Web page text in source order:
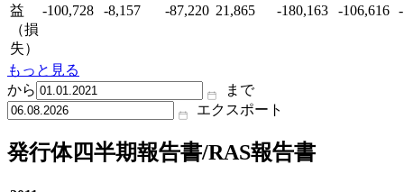
益
（損
失）
-100,728 -8,157 -87,220 21,865 -180,163 -106,616
もっと見る
から
まで
エクスポート
発行体四半期報告書/RAS報告書